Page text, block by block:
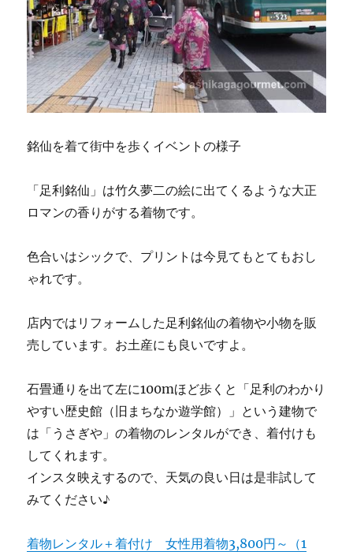
銘仙を着て街中を歩くイベントの様子
「足利銘仙」は竹久夢二の絵に出てくるような大正
ロマンの香りがする着物です。
色合いはシックで、プリントは今見てもとてもおし
ゃれです。
店内ではリフォームした足利銘仙の着物や小物を販
売しています。お土産にも良いですよ。
石畳通りを出て左に100mほど歩くと「足利のわかり
やすい歴史館（旧まちなか遊学館）」という建物で
は「うさぎや」の着物のレンタルができ、着付けも
してくれます。
インスタ映えするので、天気の良い日は是非試して
みてください♪
着物レンタル＋着付け 女性用着物3,800円～（1